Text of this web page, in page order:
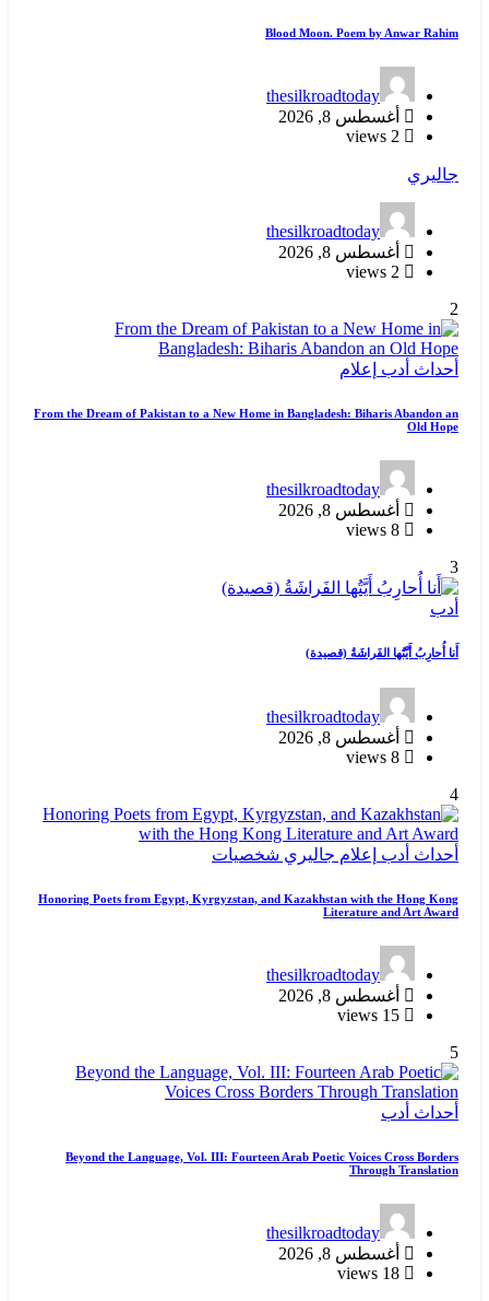
Blood Moon. Poem by Anwar Rahim
thesilkroadtoday
أغسطس 8, 2026
جاليري
thesilkroadtoday
أغسطس 8, 2026
2
أحداث أدب إعلام
From the Dream of Pakistan to a New Home in Bangladesh: Biharis Abandon an
Old Hope
thesilkroadtoday
أغسطس 8, 2026
3
أدب
أَنا أُحارِبُ أَيَّتُها الفَراشَةُ (قصيدة)
thesilkroadtoday
أغسطس 8, 2026
4
أحداث أدب إعلام جاليري شخصيات
Honoring Poets from Egypt, Kyrgyzstan, and Kazakhstan with the Hong Kong
Literature and Art Award
thesilkroadtoday
أغسطس 8, 2026
5
أحداث أدب
Beyond the Language, Vol. III: Fourteen Arab Poetic Voices Cross Borders
Through Translation
thesilkroadtoday
أغسطس 8, 2026